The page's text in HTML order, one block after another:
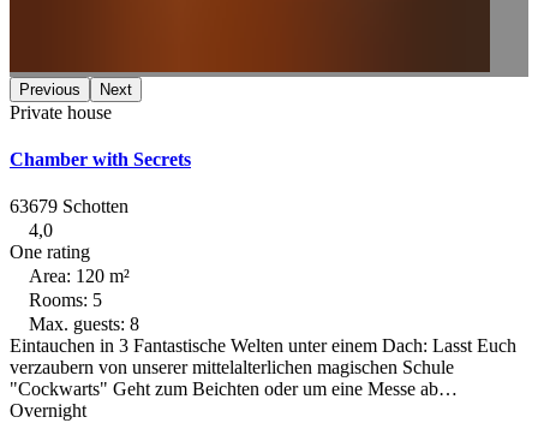
Previous Next
Private house
Chamber with Secrets
63679 Schotten
4,0
One rating
Area: 120 m²
Rooms: 5
Max. guests: 8
Eintauchen in 3 Fantastische Welten unter einem Dach: Lasst Euch
verzaubern von unserer mittelalterlichen magischen Schule
"Cockwarts" Geht zum Beichten oder um eine Messe ab…
Overnight